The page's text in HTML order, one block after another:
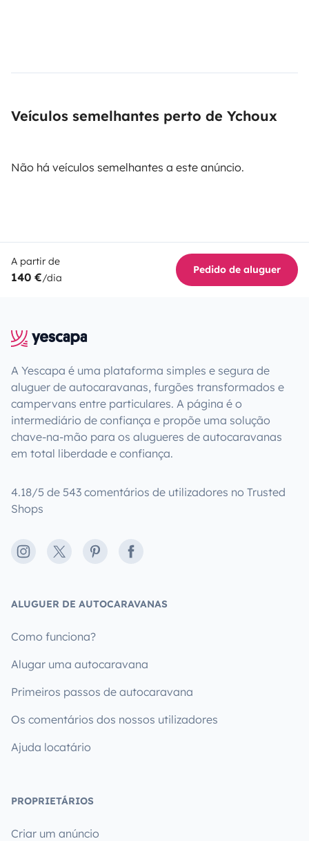
Veículos semelhantes perto de Ychoux
Não há veículos semelhantes a este anúncio.
A partir de
140 €/dia
Pedido de aluguer
A Yescapa é uma plataforma simples e segura de
aluguer de autocaravanas, furgões transformados e
campervans entre particulares. A página é o
intermediário de confiança e propõe uma solução
chave-na-mão para os alugueres de autocaravanas
em total liberdade e confiança.
4.18/5 de 543 comentários de utilizadores no Trusted
Shops
Instagram
X PinterestFacebook
ALUGUER DE AUTOCARAVANAS
Como funciona?
Alugar uma autocaravana
Primeiros passos de autocaravana
Os comentários dos nossos utilizadores
Ajuda locatário
PROPRIETÁRIOS
Criar um anúncio